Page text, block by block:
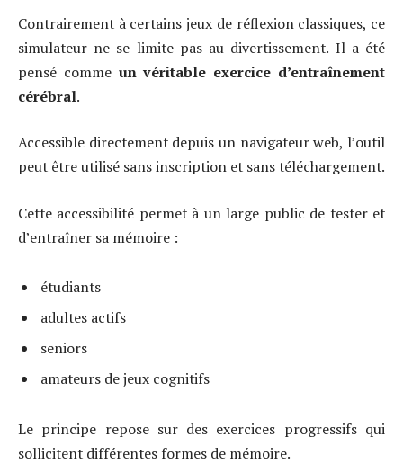
Contrairement à certains jeux de réflexion classiques, ce
simulateur ne se limite pas au divertissement. Il a été
pensé comme un véritable exercice d’entraînement
cérébral.
Accessible directement depuis un navigateur web, l’outil
peut être utilisé sans inscription et sans téléchargement.
Cette accessibilité permet à un large public de tester et
d’entraîner sa mémoire :
étudiants
adultes actifs
seniors
amateurs de jeux cognitifs
Le principe repose sur des exercices progressifs qui
sollicitent différentes formes de mémoire.